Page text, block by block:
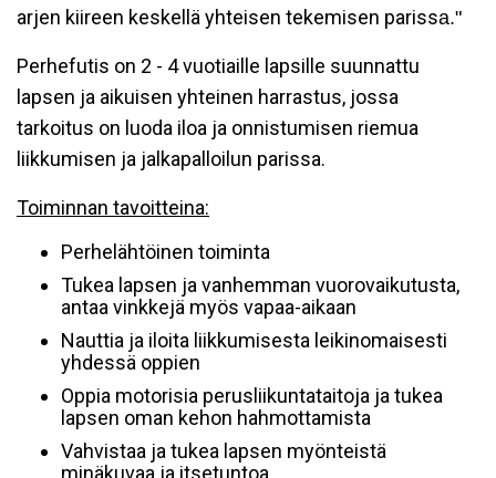
arjen kiireen keskellä yhteisen tekemisen parissa."
Perhefutis on 2 - 4 vuotiaille lapsille suunnattu
lapsen ja aikuisen yhteinen harrastus, jossa
tarkoitus on luoda iloa ja onnistumisen riemua
liikkumisen ja jalkapalloilun parissa.
Toiminnan tavoitteina:
Perhelähtöinen toiminta
Tukea lapsen ja vanhemman vuorovaikutusta,
antaa vinkkejä myös vapaa-aikaan
Nauttia ja iloita liikkumisesta leikinomaisesti
yhdessä oppien
Oppia motorisia perusliikuntataitoja ja tukea
lapsen oman kehon hahmottamista
Vahvistaa ja tukea lapsen myönteistä
minäkuvaa ja itsetuntoa